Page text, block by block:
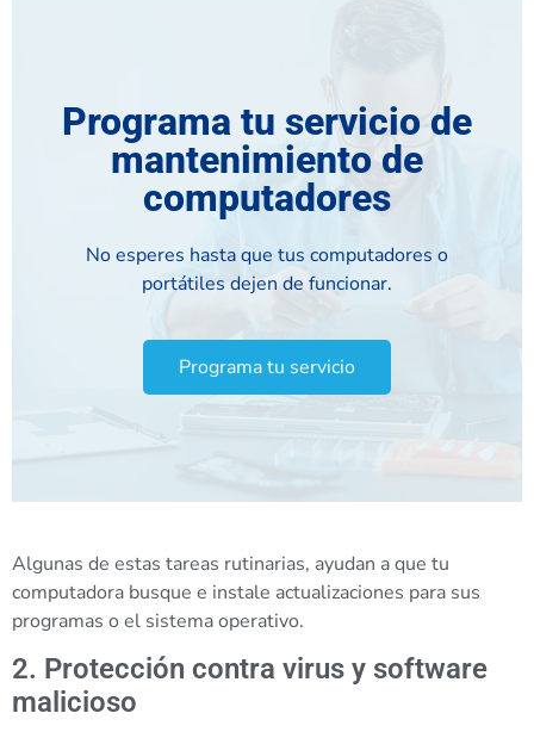
Programa tu servicio de
mantenimiento de
computadores
No esperes hasta que tus computadores o
portátiles dejen de funcionar.
Programa tu servicio
Algunas de estas tareas rutinarias, ayudan a que tu
computadora busque e instale actualizaciones para sus
programas o el sistema operativo.
2. Protección contra virus y software
malicioso